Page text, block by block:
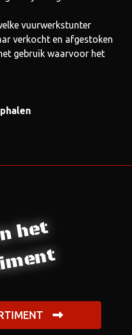
vuurwerkstunter
verkocht en afgestoken
gebruik waarvoor het
het